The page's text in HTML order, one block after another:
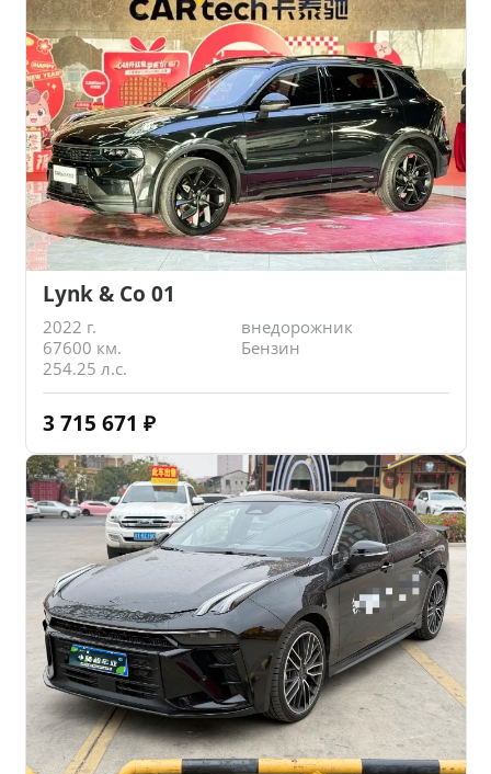
Lynk & Co 01
2022 г.
внедорожник
67600 км.
Бензин
254.25 л.с.
3 715 671 ₽